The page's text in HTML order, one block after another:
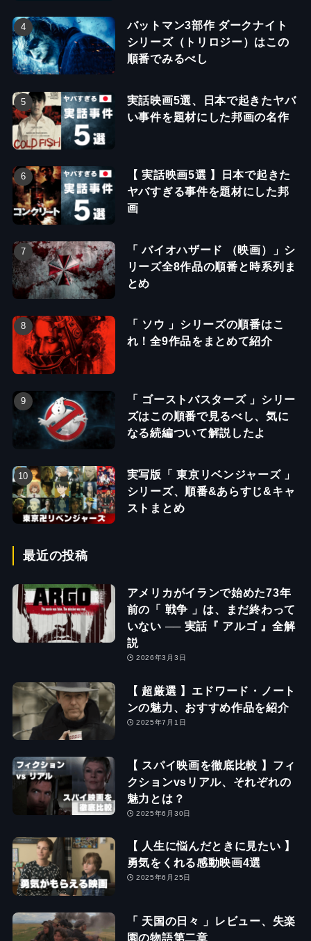
バットマン3部作 ダークナイト
シリーズ（トリロジー）はこの
順番でみるべし
実話映画5選、日本で起きたヤバ
い事件を題材にした邦画の名作
【 実話映画5選 】日本で起きた
ヤバすぎる事件を題材にした邦
画
「 バイオハザード （映画）」シ
リーズ全8作品の順番と時系列ま
とめ
「 ソウ 」シリーズの順番はこ
れ！全9作品をまとめて紹介
「 ゴーストバスターズ 」シリー
ズはこの順番で見るべし、気に
なる続編ついて解説したよ
実写版「 東京リベンジャーズ 」
シリーズ、順番&あらすじ&キャ
ストまとめ
最近の投稿
アメリカがイランで始めた73年
前の「 戦争 」は、まだ終わって
いない ── 実話『 アルゴ 』全解
説
2026年3月3日
【 超厳選 】エドワード・ノート
ンの魅力、おすすめ作品を紹介
2025年7月1日
【 スパイ映画を徹底比較 】フィ
クションvsリアル、それぞれの
魅力とは？
2025年6月30日
【 人生に悩んだときに見たい 】
勇気をくれる感動映画4選
2025年6月25日
「 天国の日々 」レビュー、失楽
園の物語第二章